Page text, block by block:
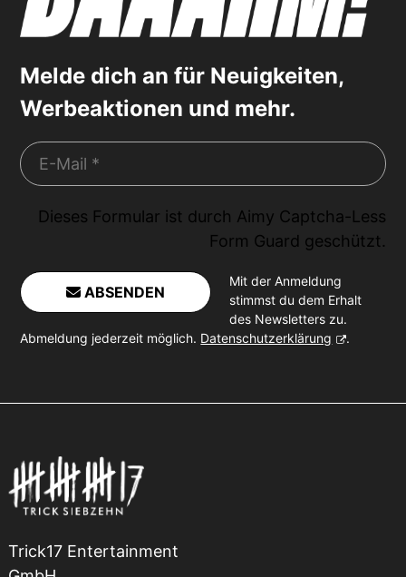
Melde dich an für Neuigkeiten,
Werbeaktionen und mehr.
Dieses Formular ist durch Aimy Captcha-Less
Form Guard geschützt.
ABSENDEN
Mit der Anmeldung
stimmst du dem Erhalt
des Newsletters zu.
Abmeldung jederzeit möglich. Datenschutzerklärung .
Trick17 Entertainment